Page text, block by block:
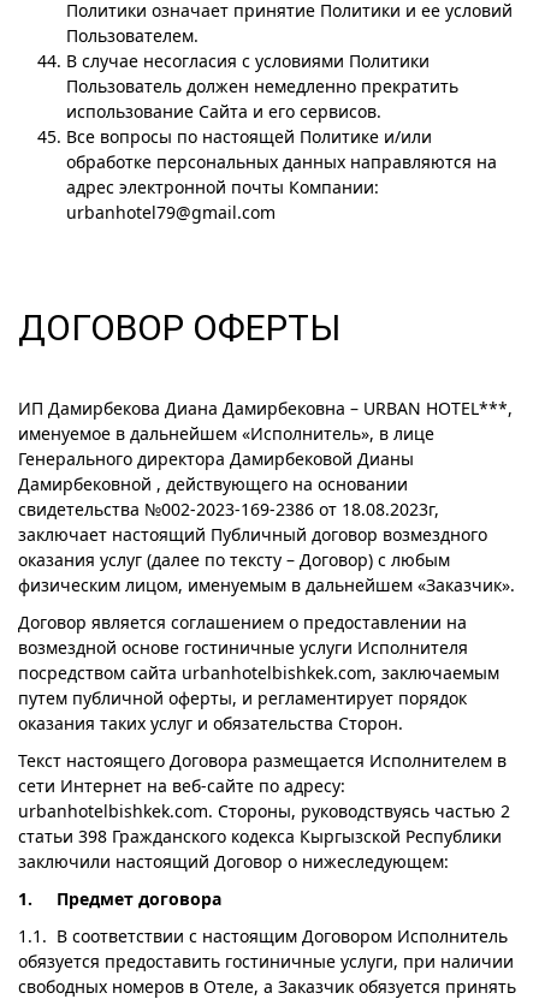
Политики означает принятие Политики и ее условий
Пользователем.
В случае несогласия с условиями Политики
Пользователь должен немедленно прекратить
использование Сайта и его сервисов.
Все вопросы по настоящей Политике и/или
обработке персональных данных направляются на
адрес электронной почты Компании:
urbanhotel79@gmail.com
ДОГОВОР ОФЕРТЫ
ИП Дамирбекова Диана Дамирбековна – URBAN HOTEL***,
именуемое в дальнейшем «Исполнитель», в лице
Генерального директора Дамирбековой Дианы
Дамирбековной , действующего на основании
свидетельства №002-2023-169-2386 от 18.08.2023г,
заключает настоящий Публичный договор возмездного
оказания услуг (далее по тексту – Договор) с любым
физическим лицом, именуемым в дальнейшем «Заказчик».
Договор является соглашением о предоставлении на
возмездной основе гостиничные услуги Исполнителя
посредством сайта urbanhotelbishkek.com, заключаемым
путем публичной оферты, и регламентирует порядок
оказания таких услуг и обязательства Сторон.
Текст настоящего Договора размещается Исполнителем в
сети Интернет на веб-сайте по адресу:
urbanhotelbishkek.com. Стороны, руководствуясь частью 2
статьи 398 Гражданского кодекса Кыргызской Республики
заключили настоящий Договор о нижеследующем:
1. Предмет договора
1.1. В соответствии с настоящим Договором Исполнитель
обязуется предоставить гостиничные услуги, при наличии
свободных номеров в Отеле, а Заказчик обязуется принять